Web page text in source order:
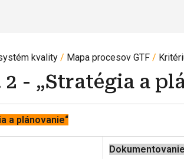
kvality Mapa procesov GTF
- „Stratégia a
a plánovanie“